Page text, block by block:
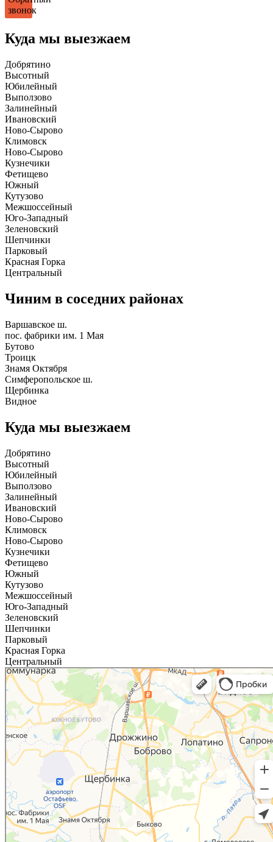
звонок
Куда мы выезжаем
Добрятино
Высотный
Юбилейный
Выползово
Залинейный
Ивановский
Ново-Сырово
Климовск
Ново-Сырово
Кузнечики
Фетищево
Южный
Кутузово
Межшоссейный
Юго-Западный
Зеленовский
Шепчинки
Парковый
Красная Горка
Центральный
Чиним в соседних районах
Варшавское ш.
пос. фабрики им. 1 Мая
Бутово
Троицк
Знамя Октября
Симферопольское ш.
Щербинка
Видное
Куда мы выезжаем
Добрятино
Высотный
Юбилейный
Выползово
Залинейный
Ивановский
Ново-Сырово
Климовск
Ново-Сырово
Кузнечики
Фетищево
Южный
Кутузово
Межшоссейный
Юго-Западный
Зеленовский
Шепчинки
Парковый
Красная Горка
Центральный